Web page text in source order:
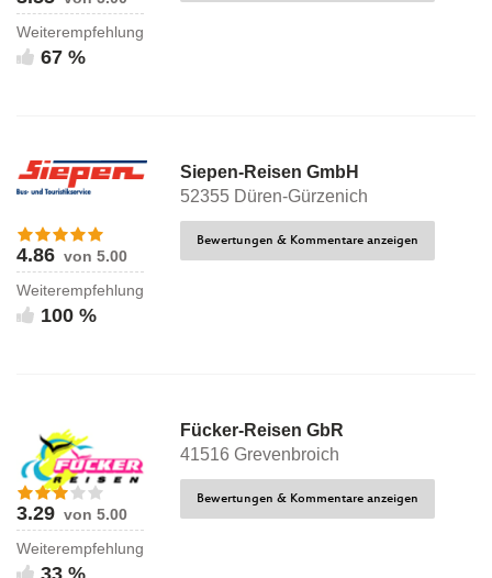
Weiterempfehlung
67 %
Siepen-Reisen GmbH
52355 Düren-Gürzenich
4.86 von 5.00
Weiterempfehlung
100 %
Bewertungen & Kommentare anzeigen
Fücker-Reisen GbR
41516 Grevenbroich
3.29 von 5.00
Weiterempfehlung
33 %
Bewertungen & Kommentare anzeigen